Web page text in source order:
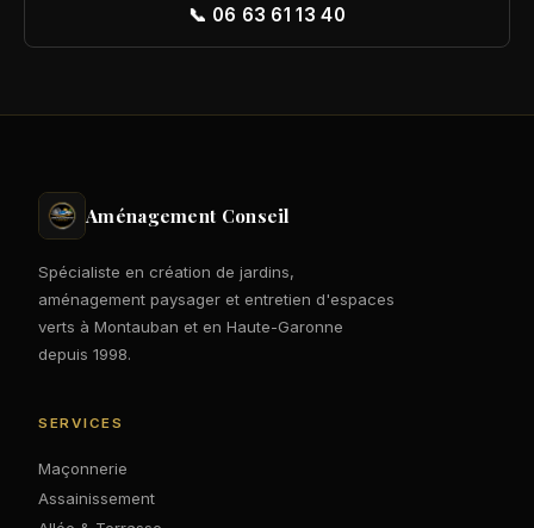
📞 06 63 61 13 40
Aménagement Conseil
Spécialiste en création de jardins,
aménagement paysager et entretien d'espaces
verts à Montauban et en Haute-Garonne
depuis 1998.
SERVICES
Maçonnerie
Assainissement